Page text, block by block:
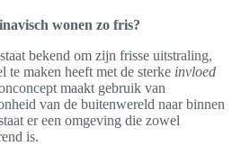
wonen zo fris?
bekend om zijn frisse uitstraling,
te maken heeft met de sterke invloed
maakt gebruik van
van de buitenwereld naar binnen
er een omgeving die zowel
is.